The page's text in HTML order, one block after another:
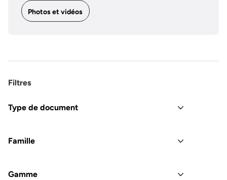
Photos et vidéos
Filtres
Type de document
Famille
Gamme